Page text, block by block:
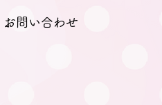
お問い合わせ